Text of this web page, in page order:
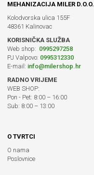
MEHANIZACIJA MILER D.O.O.
Kolodvorska ulica 155F
48361 Kalinovac
KORISNIČKA SLUŽBA
Web shop: 0995297258
PJ Valpovo: 0995312330
E-mail: info@milershop.hr
RADNO VRIJEME
WEB SHOP:
Pon - Pet: 8:00 – 16:00
Sub: 8:00 – 13:00
O TVRTCI
O nama
Poslovnice